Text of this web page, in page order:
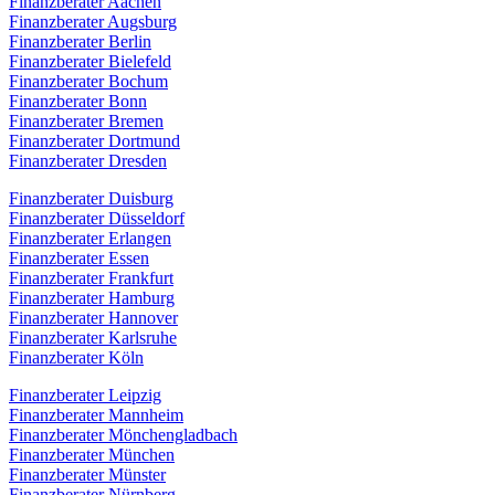
Finanzberater Augsburg
Finanzberater Berlin
Finanzberater Bielefeld
Finanzberater Bochum
Finanzberater Bonn
Finanzberater Bremen
Finanzberater Dortmund
Finanzberater Dresden
Finanzberater Duisburg
Finanzberater Düsseldorf
Finanzberater Erlangen
Finanzberater Essen
Finanzberater Frankfurt
Finanzberater Hamburg
Finanzberater Hannover
Finanzberater Karlsruhe
Finanzberater Köln
Finanzberater Leipzig
Finanzberater Mannheim
Finanzberater Mönchengladbach
Finanzberater München
Finanzberater Münster